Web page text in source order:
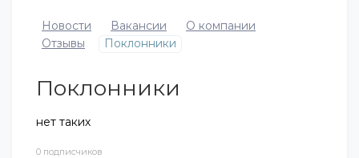
0 подписчиков
Новости Вакансии
О компании
Отзывы
Поклонники
Поклонники
нет таких